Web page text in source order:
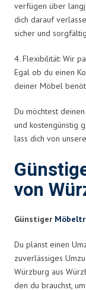
verfügen über
dich darauf
sicher und
4. Flexibilität: Wir
Egal ob du einen
deiner Möbel
Du möchtest
und kostengünstig
lass dich von
von
Günstiger
Du planst einen
zuverlässiges
Würzburg aus
den du brauchst,